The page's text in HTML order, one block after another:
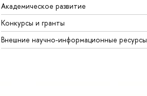
Академическое развитие
Конкурсы и гранты
Внешние научно-информационные ресурсы